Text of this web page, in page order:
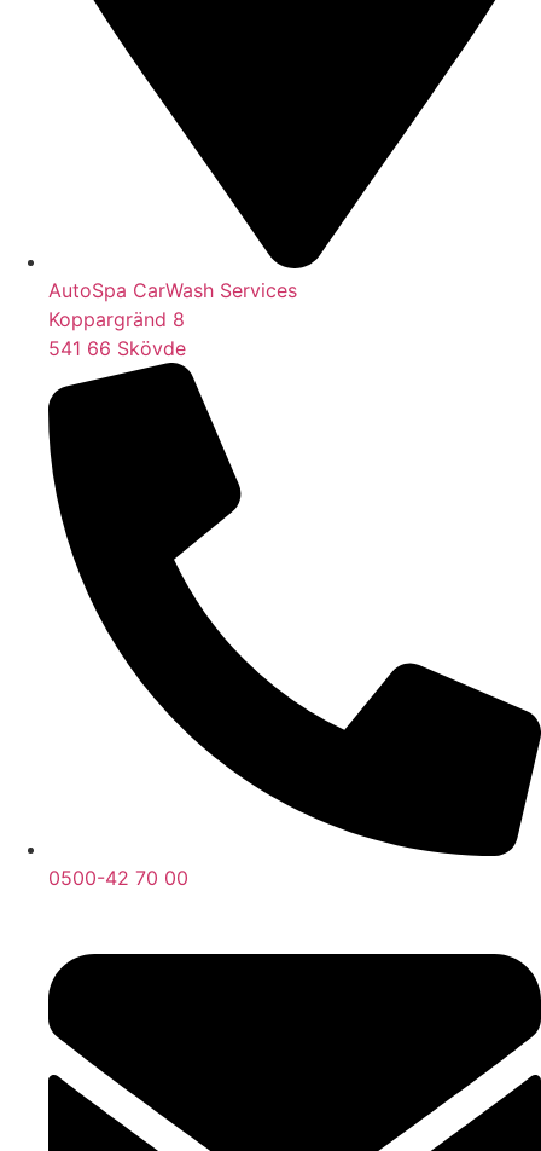
AutoSpa CarWash Services
Koppargränd 8
541 66 Skövde
0500-42 70 00